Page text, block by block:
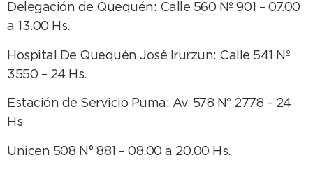
Delegación de Quequén: Calle 560 Nº 901 – 07.00
a 13.00 Hs.
Hospital De Quequén José Irurzun: Calle 541 Nº
3550 – 24 Hs.
Estación de Servicio Puma: Av. 578 Nº 2778 – 24
Hs
Unicen 508 N° 881 – 08.00 a 20.00 Hs.